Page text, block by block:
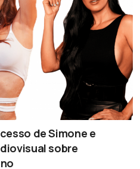
de Simone e
sobre